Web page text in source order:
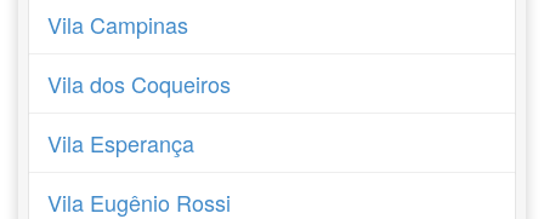
Vila Campinas
Vila dos Coqueiros
Vila Esperança
Vila Eugênio Rossi